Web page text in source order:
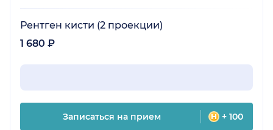
Рентген кисти (2 проекции)
1 680 ₽
Записаться на прием + 100